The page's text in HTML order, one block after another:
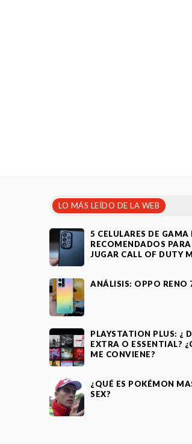
LO MÁS LEÍDO DE LA WEB
5 CELULARES DE GAMA
RECOMENDADOS PARA
JUGAR CALL OF DUTY
ANÁLISIS: OPPO RENO
PLAYSTATION PLUS: ¿
EXTRA O ESSENTIAL?
ME CONVIENE?
¿QUÉ ES POKÉMON
SEX?